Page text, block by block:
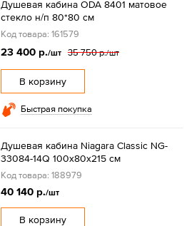
Душевая кабина ODA 8401 матовое
стекло н/п 80*80 см
Код товара: 161579
23 400 р./шт 35 750 р./шт
В корзину
Быстрая покупка
Душевая кабина Niagara Classic NG-
33084-14Q 100х80х215 см
Код товара: 188979
40 140 р./шт
В корзину